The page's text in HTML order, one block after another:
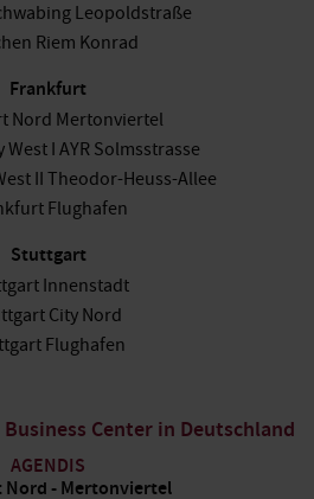
Leopoldstraße
Riem Konrad
Frankfurt
Nord Mertonviertel
I AYR Solmsstrasse
II Theodor-Heuss-Allee
Flughafen
Stuttgart
Innenstadt
City Nord
Flughafen
Business Center in Deutschland
AGENDIS
- Mertonviertel